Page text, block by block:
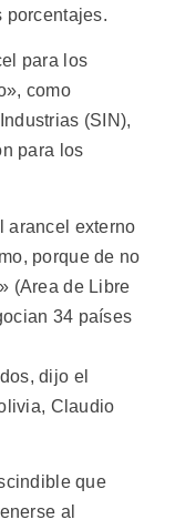
porcentajes.
para los
como
(SIN),
para los
arancel externo
porque de no
(Area de Libre
34 países
dijo el
Claudio
que
al